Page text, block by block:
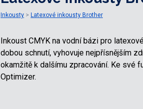
Inkousty Latexové inkousty Brother
Inkoust CMYK na vodní bázi pro
dobou schnutí, vyhovuje nejpřísnějším
okamžitě k dalšímu zpracování. Ke své
Optimizer.